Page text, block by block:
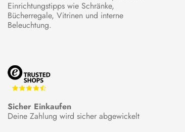
Einrichtungstipps wie Schränke,
Bücherregale, Vitrinen und interne
Beleuchtung.
Sicher Einkaufen
Deine Zahlung wird sicher abgewickelt